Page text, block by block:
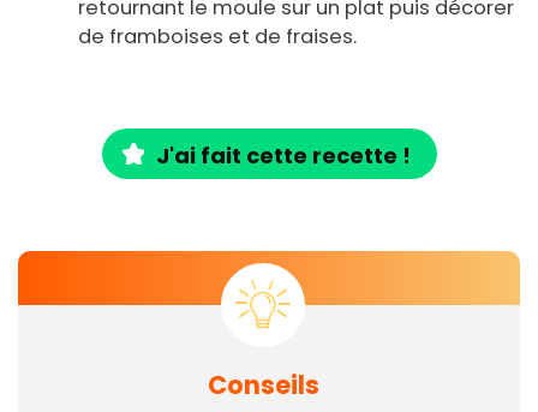
retournant le moule sur un plat puis décorer
de framboises et de fraises.
J'ai fait cette recette !
Conseils